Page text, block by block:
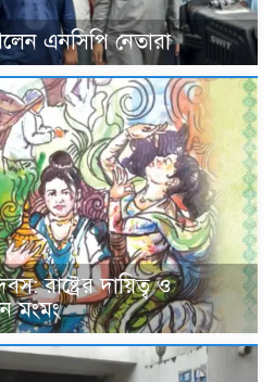
এনসিপি নেতারা
রাষ্ট্রের দায়িত্ব ও
মংমং